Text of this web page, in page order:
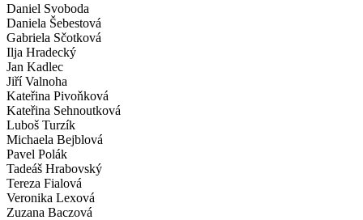
Daniel Svoboda
Daniela Šebestová
Gabriela Sčotková
Ilja Hradecký
Jan Kadlec
Jiří Valnoha
Kateřina Pivoňková
Kateřina Sehnoutková
Luboš Turzík
Michaela Bejblová
Pavel Polák
Tadeáš Hrabovský
Tereza Fialová
Veronika Lexová
Zuzana Baczová